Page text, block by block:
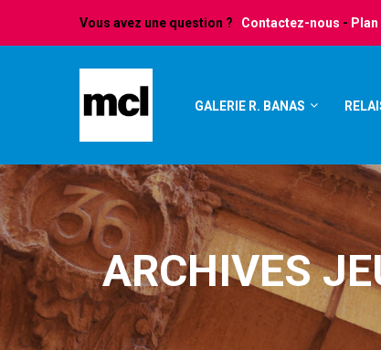
Vous avez une question ? Contactez-nous -
GALERIE R. BANAS
ARCHIVES